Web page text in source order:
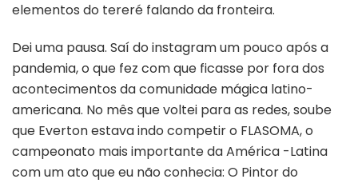
elementos do tereré falando da fronteira.
Dei uma pausa. Saí do instagram um pouco após a
pandemia, o que fez com que ficasse por fora dos
acontecimentos da comunidade mágica latino-
americana. No mês que voltei para as redes, soube
que Everton estava indo competir o FLASOMA, o
campeonato mais importante da América -Latina
com um ato que eu não conhecia: O Pintor do